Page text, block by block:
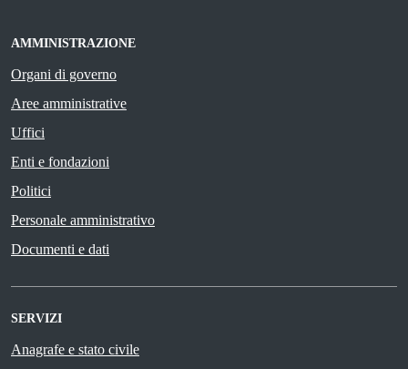
AMMINISTRAZIONE
Organi di governo
Aree amministrative
Uffici
Enti e fondazioni
Politici
Personale amministrativo
Documenti e dati
SERVIZI
Anagrafe e stato civile